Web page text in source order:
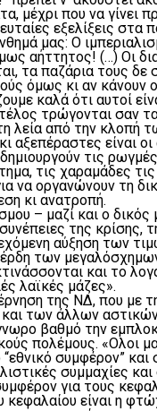
μέχρι που να γίνει
εξελίξεις στα
μας: Ο
αήττητος! (…) Οι
τα παζάρια τους δε
όμως κι αν κάνουν
καλά ότι αυτοί
τρώγονται σαν
λεία από την κλοπή
αξεπέραστες είναι οι
τις
τις χαραμάδες
να οργανώνουν τη
κι ανατροπή.
– μαζί και ο δικός
της κρίσης,
αύξηση των
των
και το
λαϊκές μάζες».
της ΝΔ, που με
των άλλων
βαθμό την
πολέμους. «Ολοι
συμφέρον”
συμμαχίες
για τους
κεφαλαίου είναι η